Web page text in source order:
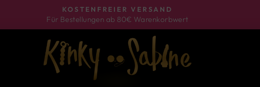
Pause
KOSTENFREIER VERSAND
Für Bestellungen ab 80€ Warenkorbwert